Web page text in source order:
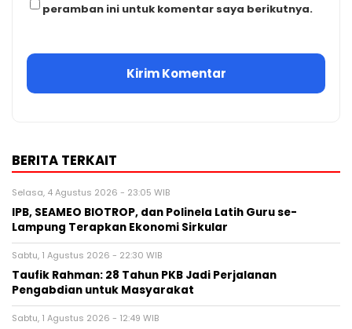
peramban ini untuk komentar saya berikutnya.
BERITA TERKAIT
Selasa, 4 Agustus 2026 - 23:05 WIB
IPB, SEAMEO BIOTROP, dan Polinela Latih Guru se-
Lampung Terapkan Ekonomi Sirkular
Sabtu, 1 Agustus 2026 - 22:30 WIB
Taufik Rahman: 28 Tahun PKB Jadi Perjalanan
Pengabdian untuk Masyarakat
Sabtu, 1 Agustus 2026 - 12:49 WIB